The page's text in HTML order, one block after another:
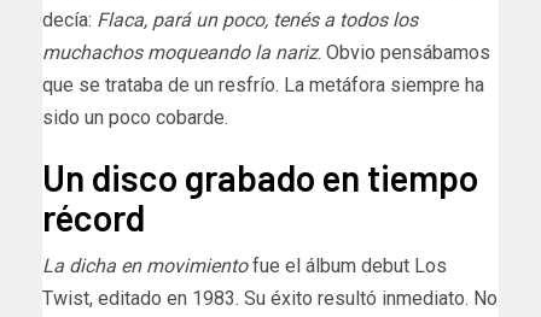
decía: Flaca, pará un poco, tenés a todos los
muchachos moqueando la nariz. Obvio pensábamos
que se trataba de un resfrío. La metáfora siempre ha
sido un poco cobarde.
Un disco grabado en tiempo
récord
La dicha en movimientofue el álbum debut Los
Twist, editado en 1983. Su éxito resultó inmediato. No